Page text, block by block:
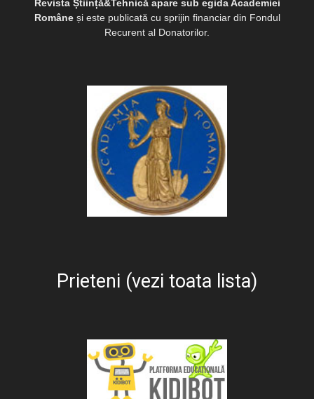
Revista Știință&Tehnică apare sub egida Academiei
Româneși este publicată cu sprijin financiar din Fondul
Recurent al Donatorilor.
Prieteni (vezi toata lista)